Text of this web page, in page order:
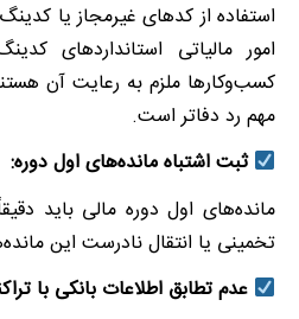
استفاده از کدهای غیرمجاز یا
امور مالیاتی استانداردهای
کسب‌وکارها ملزم به رعایت آن
مهم رد دفاتر است.
ثبت اشتباه مانده‌های اول دوره:
مانده‌های اول دوره مالی باید
تخمینی یا انتقال نادرست این
عدم تطابق اطلاعات بانکی با